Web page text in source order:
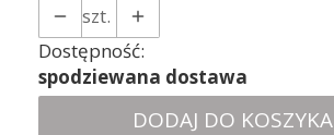
szt.
Dostępność:
spodziewana dostawa
DODAJ DO KOSZYKA